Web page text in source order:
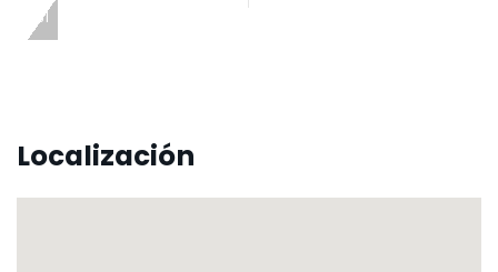
31
Localización